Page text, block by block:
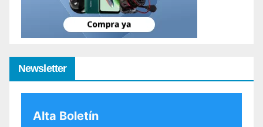
Newsletter
Alta Boletín